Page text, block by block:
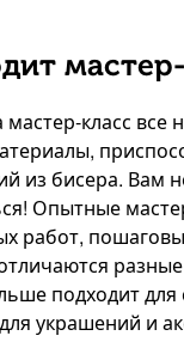
класс все
из бисера. Вам
Опытные
работ,
подходит для
украшений и